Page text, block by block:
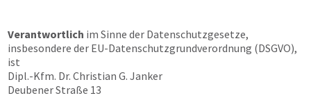
Verantwortlich im Sinne der Datenschutzgesetze,
insbesondere der EU-Datenschutzgrundverordnung (DSGVO),
ist
Dipl.-Kfm. Dr. Christian G. Janker
Deubener Straße 13